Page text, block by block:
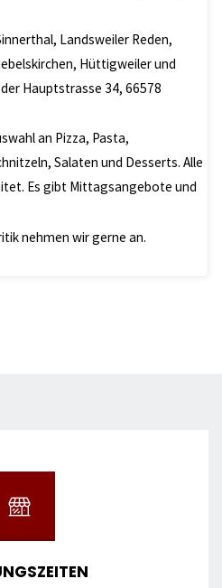
Landsweiler Reden,
Hüttigweiler und
Hauptstrasse 34, 66578
an Pizza, Pasta,
Salaten und Desserts. Alle
Es gibt Mittagsangebote und
nehmen wir gerne an.